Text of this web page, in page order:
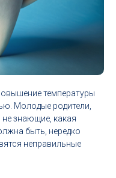
температуры
Молодые родители,
знающие, какая
быть, нередко
неправильные